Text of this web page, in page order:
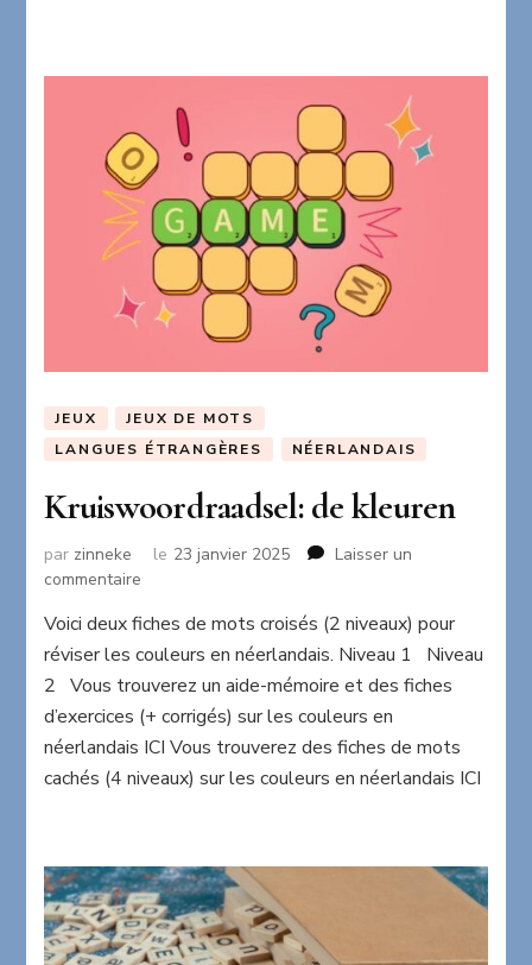
JEUX
JEUX DE MOTS
LANGUES ÉTRANGÈRES
NÉERLANDAIS
Kruiswoordraadsel: de kleuren
par zinneke le 23 janvier 2025
Laisser un
commentaire
de
kleuren
Voici deux fiches de mots croisés (2 niveaux) pour
réviser les couleurs en néerlandais. Niveau 1 Niveau
2 Vous trouverez un aide-mémoire et des fiches
d’exercices (+ corrigés) sur les couleurs en
néerlandais ICI Vous trouverez des fiches de mots
cachés (4 niveaux) sur les couleurs en néerlandais ICI